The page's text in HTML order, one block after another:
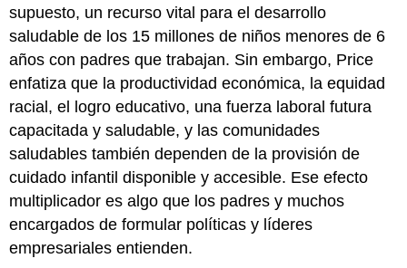
supuesto, un recurso vital para el desarrollo
saludable de los 15 millones de niños menores de 6
años con padres que trabajan. Sin embargo, Price
enfatiza que la productividad económica, la equidad
racial, el logro educativo, una fuerza laboral futura
capacitada y saludable, y las comunidades
saludables también dependen de la provisión de
cuidado infantil disponible y accesible. Ese efecto
multiplicador es algo que los padres y muchos
encargados de formular políticas y líderes
empresariales entienden.